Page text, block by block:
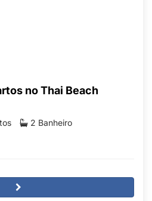
no Thai Beach
2 Banheiro